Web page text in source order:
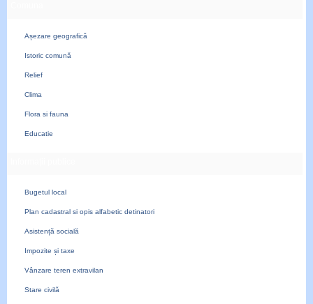
Așezare geografică
Istoric comună
Relief
Clima
Flora si fauna
Educatie
Bugetul local
Plan cadastral si opis alfabetic detinatori
Asistență socială
Impozite și taxe
Vânzare teren extravilan
Stare civilă